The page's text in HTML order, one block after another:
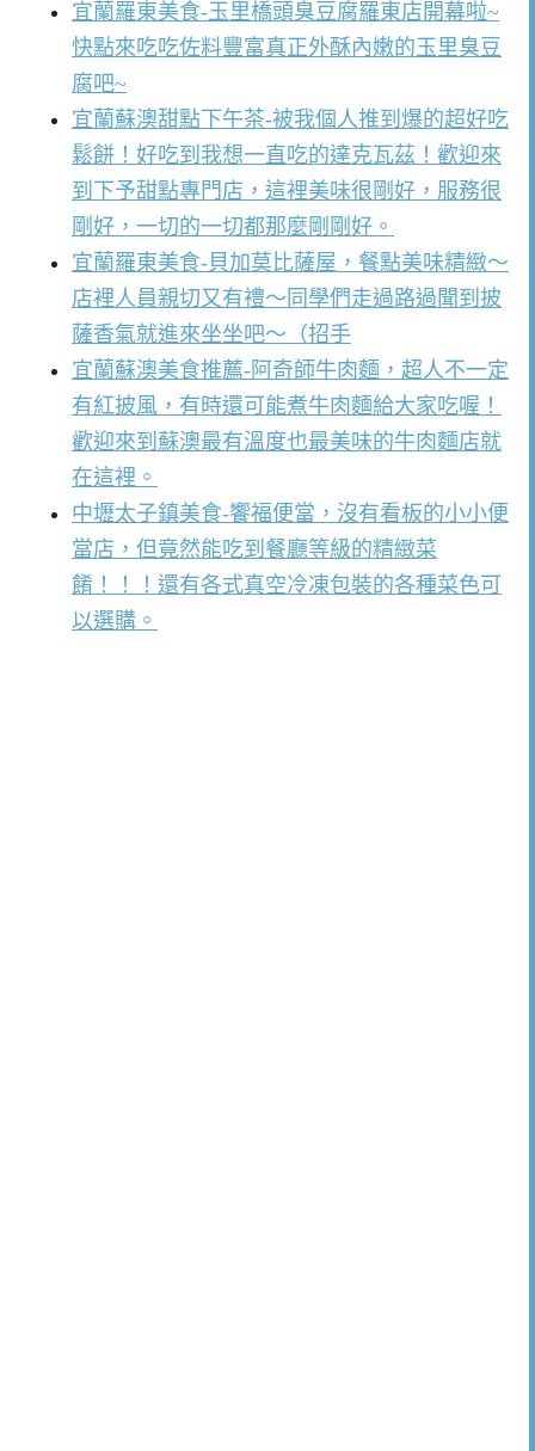
宜蘭羅東美食-玉里橋頭臭豆腐羅東店開幕啦~
快點來吃吃佐料豐富真正外酥內嫩的玉里臭豆
腐吧~
宜蘭蘇澳甜點下午茶-被我個人推到爆的超好吃
鬆餅！好吃到我想一直吃的達克瓦茲！歡迎來
到下予甜點專門店，這裡美味很剛好，服務很
剛好，一切的一切都那麼剛剛好。
宜蘭羅東美食-貝加莫比薩屋，餐點美味精緻～
店裡人員親切又有禮～同學們走過路過聞到披
薩香氣就進來坐坐吧～（招手
宜蘭蘇澳美食推薦-阿奇師牛肉麵，超人不一定
有紅披風，有時還可能煮牛肉麵給大家吃喔！
歡迎來到蘇澳最有溫度也最美味的牛肉麵店就
在這裡。
中壢太子鎮美食-饗福便當，沒有看板的小小便
當店，但竟然能吃到餐廳等級的精緻菜
餚！！！還有各式真空冷凍包裝的各種菜色可
以選購。